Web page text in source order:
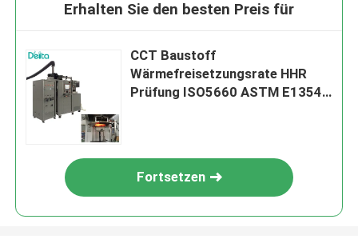
Erhalten Sie den besten Preis für
CCT Baustoff
Wärmefreisetzungsrate HHR
Prüfung ISO5660 ASTM E1354
Fortsetzen